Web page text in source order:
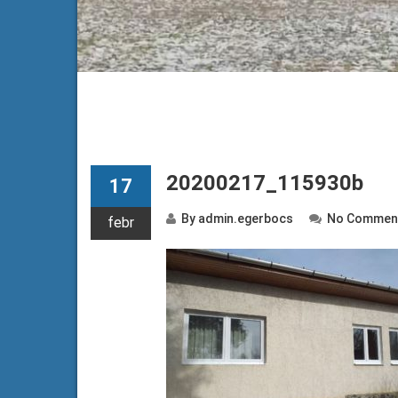
17
febr
20200217_115930b
By admin.egerbocs No